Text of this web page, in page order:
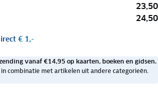
23,50
24,50
€ 1,-
vanaf €14,95 op kaarten, boeken en gidsen.
combinatie met artikelen uit andere categorieën.